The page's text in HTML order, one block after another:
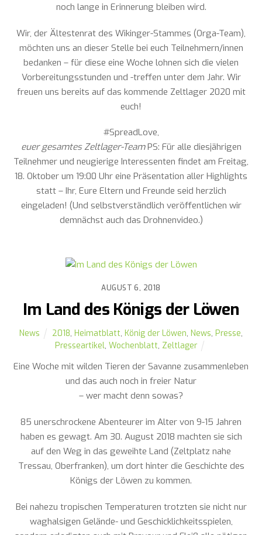
noch lange in Erinnerung bleiben wird.
Wir, der Ältestenrat des Wikinger-Stammes (Orga-Team),
möchten uns an dieser Stelle bei euch Teilnehmern/innen
bedanken – für diese eine Woche lohnen sich die vielen
Vorbereitungsstunden und -treffen unter dem Jahr. Wir
freuen uns bereits auf das kommende Zeltlager 2020 mit
euch!
#SpreadLove,
euer gesamtes Zeltlager-TeamPS: Für alle diesjährigen
Teilnehmer und neugierige Interessenten findet am Freitag,
18. Oktober um 19:00 Uhr eine Präsentation aller Highlights
statt – Ihr, Eure Eltern und Freunde seid herzlich
eingeladen! (Und selbstverständlich veröffentlichen wir
demnächst auch das Drohnenvideo.)
AUGUST 6, 2018
Im Land des Königs der Löwen
News 2018 Heimatblatt König der Löwen News Presse
Presseartikel ,Wochenblatt Zeltlager
Eine Woche mit wilden Tieren der Savanne zusammenleben
und das auch noch in freier Natur
– wer macht denn sowas?
85 unerschrockene Abenteurer im Alter von 9-15 Jahren
haben es gewagt. Am 30. August 2018 machten sie sich
auf den Weg in das geweihte Land (Zeltplatz nahe
Tressau, Oberfranken), um dort hinter die Geschichte des
Königs der Löwen zu kommen.
Bei nahezu tropischen Temperaturen trotzten sie nicht nur
waghalsigen Gelände- und Geschicklichkeitsspielen,